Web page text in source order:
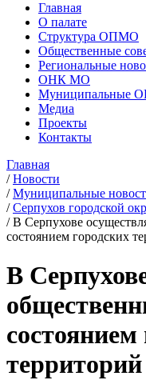
Главная
О палате
Структура ОПМО
Общественные
Региональные
ОНК МО
Муниципальные
Медиа
Проекты
Контакты
Главная
/ Новости
/ Муниципальные
/ Серпухов городской
/ В Серпухове
состоянием городских
В
состоянием
территорий